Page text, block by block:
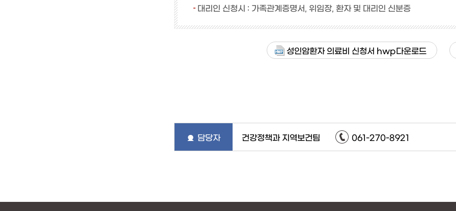
대리인 신청시 : 가족관계증명서, 위임장, 환자 및 대리인 신분증
성인암환자 의료비 신청서 hwp다운로드
담당자 건강정책과 지역보건팀 061-270-8921